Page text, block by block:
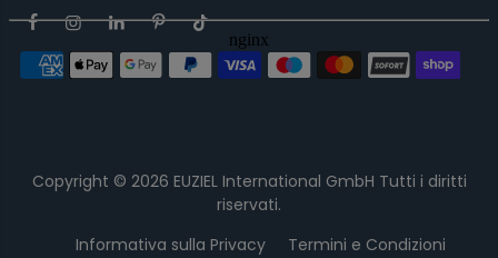
Copyright © 2026 EUZIEL International GmbH Tutti i diritti
riservati.
Informativa sulla Privacy
Termini e Condizioni